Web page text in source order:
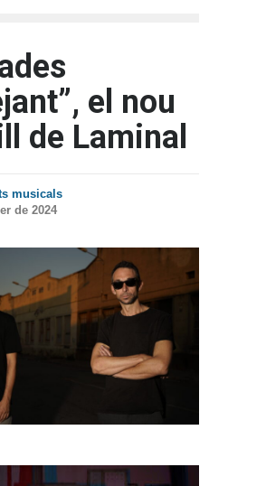
el nou
de Laminal
musicals
de 2024